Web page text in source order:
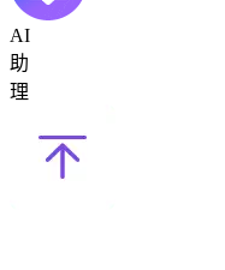
AI
助
理